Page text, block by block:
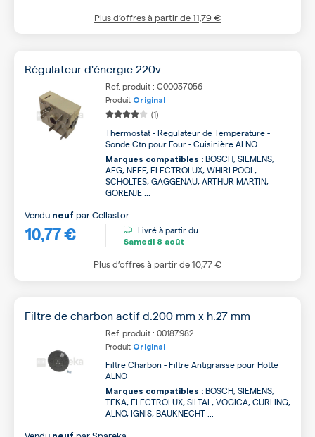
Plus d’offres à partir de11,79 €
Régulateur d'énergie 220v
Ref. produit : C00037056
Produit Original
(1)
Thermostat - Regulateur de Temperature -
Sonde Ctn pour Four - Cuisinière ALNO
Marques compatibles : BOSCH, SIEMENS,
AEG, NEFF, ELECTROLUX, WHIRLPOOL,
SCHOLTES, GAGGENAU, ARTHUR MARTIN,
GORENJE ...
10,77 €
Vendu neuf parCellastor
Livré à partir du
Samedi 8 août
Plus d’offres à partir de10,77 €
Filtre de charbon actif d.200 mm x h.27 mm
Ref. produit : 00187982
Produit Original
Filtre Charbon - Filtre Antigraisse pour Hotte
ALNO
Marques compatibles : BOSCH, SIEMENS,
TEKA, ELECTROLUX, SILTAL, VOGICA, CURLING,
ALNO, IGNIS, BAUKNECHT ...